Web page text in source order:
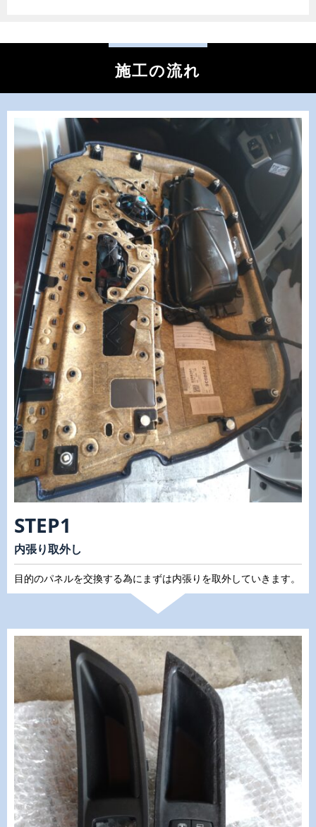
施工の流れ
STEP1
内張り取外し
目的のパネルを交換する為にまずは内張りを取外していきます。